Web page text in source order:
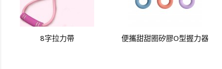
8字拉力帶 便攜甜甜圈矽膠O型握力器